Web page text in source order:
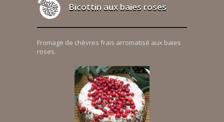
Bicottin aux baies roses
Fromage de chèvres frais arromatisé aux baies
roses.